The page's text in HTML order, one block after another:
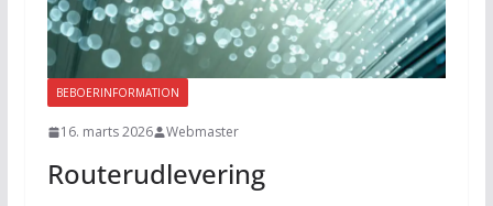
BEBOERINFORMATION
16. marts 2026 Webmaster
Routerudlevering